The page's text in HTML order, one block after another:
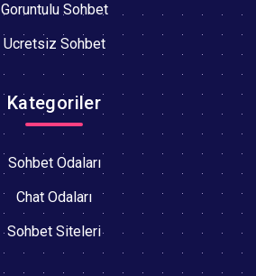
Goruntulu Sohbet
Ucretsiz Sohbet
Kategoriler
Sohbet Odaları
Chat Odaları
Sohbet Siteleri